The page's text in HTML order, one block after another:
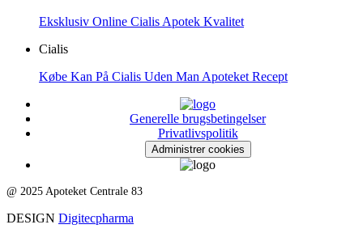
Eksklusiv Online Cialis Apotek Kvalitet
Cialis
Købe Kan På Cialis Uden Man Apoteket Recept
Generelle brugsbetingelser
Privatlivspolitik
Administrer cookies
@ 2025 Apoteket Centrale 83
DESIGN Digitecpharma